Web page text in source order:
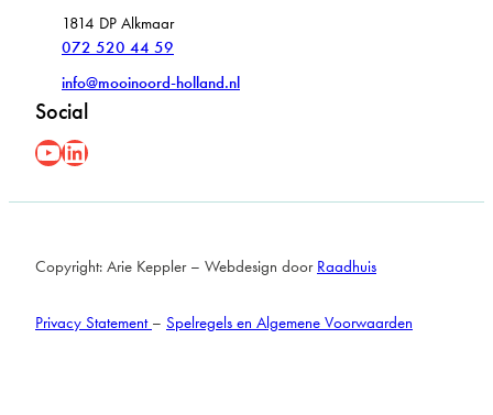
1814 DP Alkmaar
072 520 44 59
info@mooinoord-holland.nl
Social
YouYube LinkedIn
Copyright: Arie Keppler – Webdesign door Raadhuis
Privacy Statement – Spelregels en Algemene Voorwaarden